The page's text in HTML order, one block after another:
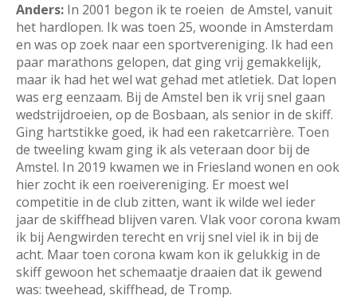
Anders: In 2001 begon ik te roeien de Amstel, vanuit
het hardlopen. Ik was toen 25, woonde in Amsterdam
en was op zoek naar een sportvereniging. Ik had een
paar marathons gelopen, dat ging vrij gemakkelijk,
maar ik had het wel wat gehad met atletiek. Dat lopen
was erg eenzaam. Bij de Amstel ben ik vrij snel gaan
wedstrijdroeien, op de Bosbaan, als senior in de skiff.
Ging hartstikke goed, ik had een raketcarrière. Toen
de tweeling kwam ging ik als veteraan door bij de
Amstel. In 2019 kwamen we in Friesland wonen en ook
hier zocht ik een roeivereniging. Er moest wel
competitie in de club zitten, want ik wilde wel ieder
jaar de skiffhead blijven varen. Vlak voor corona kwam
ik bij Aengwirden terecht en vrij snel viel ik in bij de
acht. Maar toen corona kwam kon ik gelukkig in de
skiff gewoon het schemaatje draaien dat ik gewend
was: tweehead, skiffhead, de Tromp.